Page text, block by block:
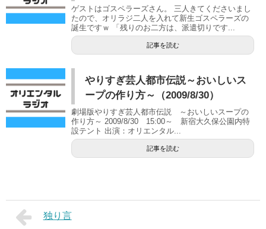
ゲストはゴスペラーズさん。 三人きてくださいまし
たので、オリラジ二人を入れて新生ゴスペラーズの
誕生ですｗ 「残りのお二方は、派遣切りです...
記事を読む
やりすぎ芸人都市伝説～おいしいス
ープの作り方～（2009/8/30）
劇場版やりすぎ芸人都市伝説 ～おいしいスープの
作り方～ 2009/8/30 15:00～ 新宿大久保公園内特
設テント 出演：オリエンタル...
記事を読む
独り言